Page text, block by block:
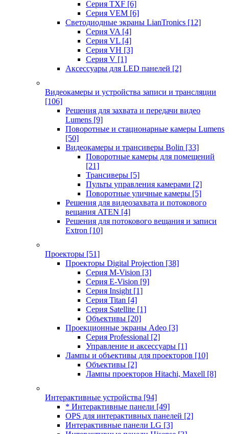
Серия TXF [6]
Серия VEM [6]
Светодиодные экраны LianTronics [12]
Серия VA [4]
Серия VL [4]
Серия VH [3]
Серия V [1]
Аксессуары для LED панелей [2]
Видеокамеры и устройства записи и трансляции
[106]
Решения для захвата и передачи видео
Lumens [9]
Поворотные и стационарные камеры Lumens
[50]
Видеокамеры и трансиверы Bolin [33]
Поворотные камеры для помещений
[21]
Трансиверы [5]
Пульты управления камерами [2]
Поворотные уличные камеры [5]
Решения для видеозахвата и потокового
вещания ATEN [4]
Решения для потокового вещания и записи
Extron [10]
Проекторы [51]
Проекторы Digital Projection [38]
Серия M-Vision [3]
Серия E-Vision [9]
Серия Insight [1]
Серия Titan [4]
Серия Satellite [1]
Объективы [20]
Проекционные экраны Adeo [3]
Серия Professional [2]
Управление и аксессуары [1]
Лампы и объективы для проекторов [10]
Объективы [2]
Лампы проекторов Hitachi, Maxell [8]
Интерактивные устройства [94]
* Интерактивные панели [49]
OPS для интерактивных панелей [2]
Интерактивные панели LG [3]